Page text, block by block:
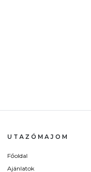
UTAZÓMAJOM
Főoldal
Ajánlatok